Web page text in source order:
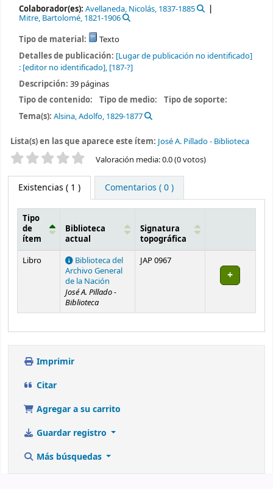
Colaborador(es): Avellaneda, Nicolás, 1837-1885
Mitre, Bartolomé, 1821-1906
Tipo de material:
Texto
Detalles de publicación: [Lugar de publicación no identificado]
: [editor no identificado], [187-?]
Descripción: 39 páginas
Tipo de contenido:
Tipo de medio:
Tipo de soporte:
Tema(s): Alsina, Adolfo, 1829-1877
Lista(s) en las que aparece este ítem: José A. Pillado - Biblioteca
Valoración Valoración media: 0.0 (0 votos)
Existencias ( 1 ) Comentarios ( 0 )
Existencias
Tipo
de
ítem
Biblioteca
actual
Signatura
topográfica
Libro
Biblioteca del
Archivo General
de la Nación
José A. Pillado -
Biblioteca
JAP 0967
Imprimir
Citar
Agregar a su carrito
Guardar registro
Más búsquedas